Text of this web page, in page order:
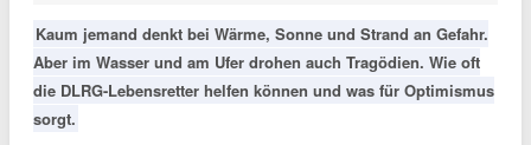
Kaum jemand denkt bei Wärme, Sonne und Strand an Gefahr.
Aber im Wasser und am Ufer drohen auch Tragödien. Wie oft
die DLRG-Lebensretter helfen können und was für Optimismus
sorgt.